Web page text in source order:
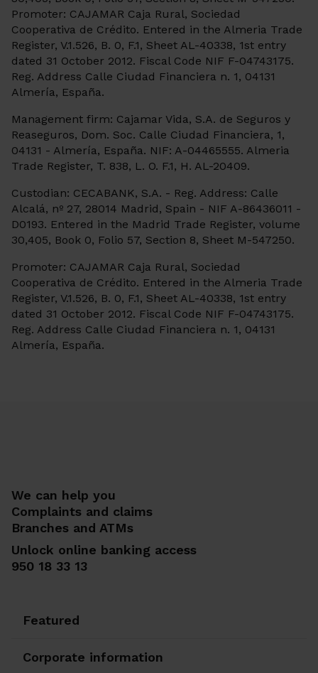
Promoter: CAJAMAR Caja Rural, Sociedad
Cooperativa de Crédito. Entered in the Almeria Trade
Register, V.1.526, B. 0, F.1, Sheet AL-40338, 1st entry
dated 31 October 2012. Fiscal Code NIF F-04743175.
Reg. Address Calle Ciudad Financiera n. 1, 04131
Almería, España.
Management firm: Cajamar Vida, S.A. de Seguros y
Reaseguros, Dom. Soc. Calle Ciudad Financiera, 1,
04131 - Almería, España. NIF: A-04465555. Almeria
Trade Register, T. 838, L. O. F.1, H. AL-20409.
Custodian: CECABANK, S.A. - Reg. Address: Calle
Alcalá, nº 27, 28014 Madrid, Spain - NIF A-86436011 -
D0193. Entered in the Madrid Trade Register, volume
30,405, Book 0, Folio 57, Section 8, Sheet M-547250.
Promoter: CAJAMAR Caja Rural, Sociedad
Cooperativa de Crédito. Entered in the Almeria Trade
Register, V.1.526, B. 0, F.1, Sheet AL-40338, 1st entry
dated 31 October 2012. Fiscal Code NIF F-04743175.
Reg. Address Calle Ciudad Financiera n. 1, 04131
Almería, España.
We can help you
Complaints and claims
Branches and ATMs
Unlock online banking access
950 18 33 13
Featured
Corporate information